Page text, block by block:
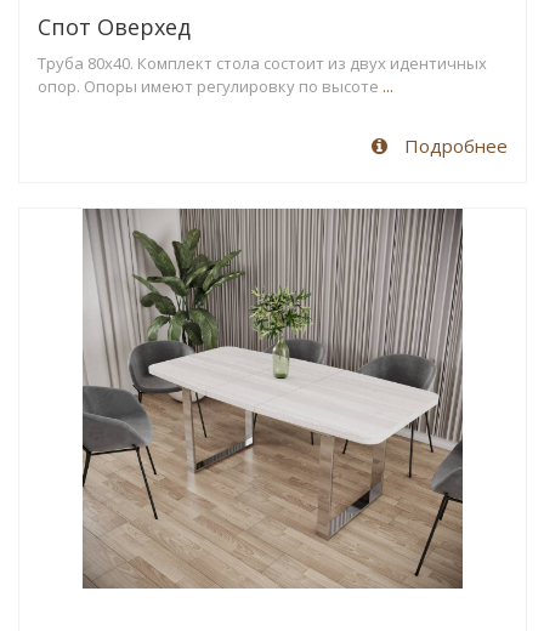
Спот Оверхед
Труба 80х40. Комплект стола состоит из двух идентичных
опор. Опоры имеют регулировку по высоте ...
Подробнее